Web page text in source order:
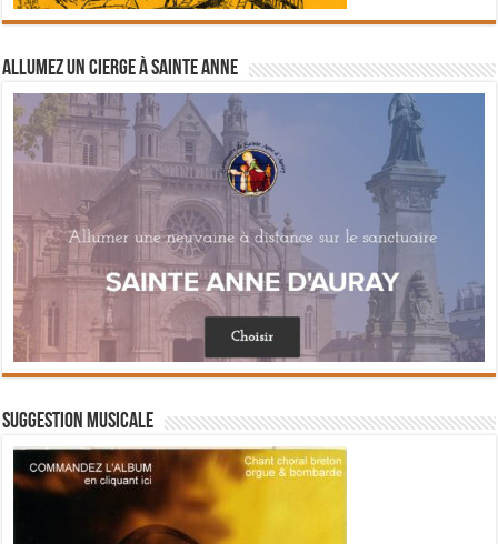
Allumez un cierge à Sainte Anne
Suggestion musicale